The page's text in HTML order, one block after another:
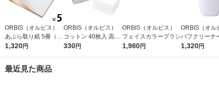
ORBIS（オルビス）
あぶら取り紙 5冊（30
枚×5冊）
1,320円
ORBIS（オルビス）
コットン 40枚入 高級
綿100％
330円
ORBIS（オルビス）
フェイスカラーブラシ
1,980円
ORBIS（オル
パフクリーナ
×2個
1,320円
最近見た商品